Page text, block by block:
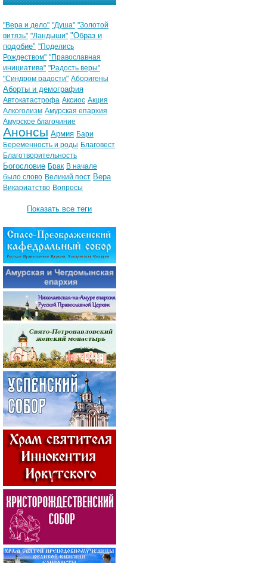
"Вера и дело" "Душа" "Золотой
витязь" "Ландыши" "Образ и
подобие" "Поделись
Рождеством" "Православная
инициатива" "Радость веры"
"Синдром радости" Аборигены
Аборты и демография
Автокатастрофа Аксиос Акция
Алкоголизм Амурская епархия
Амурское благочиние
Анонсы Армия Бари
Беременность и роды Благовест
Благотворительность
Богословие Брак В начале
было слово Великий пост Вера
Викариатство Вопросы
Показать все теги